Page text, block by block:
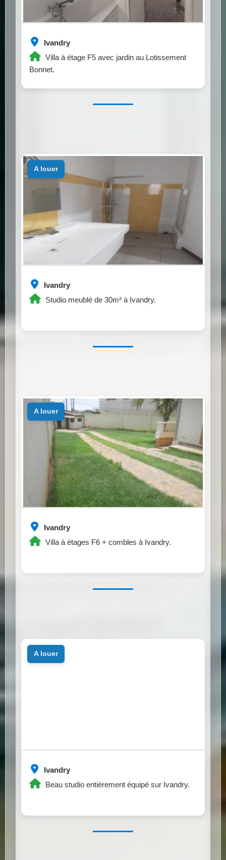
Ivandry
Villa à étage F5 avec jardin au Lotissement
Bonnet.
Ivandry
Studio meublé de 30m² à Ivandry.
a louer
Ivandry
Villa à étages F6 + combles à Ivandry.
a louer
Ivandry
Beau studio entièrement équipé sur Ivandry.
a louer